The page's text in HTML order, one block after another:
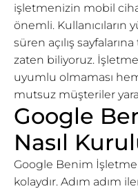
işletmenizin mobil
önemli. Kullanıcıların
süren açılış
zaten biliyoruz.
uyumlu olmaması
mutsuz müşteriler
Google
Nasıl
Google Benim
kolaydır. Adım adım